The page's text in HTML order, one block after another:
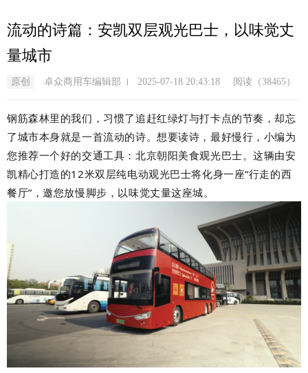
转
到
内
流动的诗篇：安凯双层观光巴士，以味觉丈
量城市
原创 卓众商用车编辑部 2025-07-18 20:43:18 阅读（38465）
钢筋森林里的我们，习惯了追赶红绿灯与打卡点的节奏，却忘
了城市本身就是一首流动的诗。想要读诗，最好慢行，小编为
您推荐一个好的交通工具：北京朝阳美食观光巴士。这辆由安
凯精心打造的12米双层纯电动观光巴士将化身一座“行走的西
餐厅” ，邀您放慢脚步，以味觉丈量这座城。